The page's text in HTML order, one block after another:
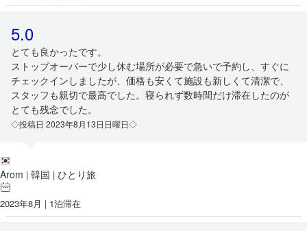
5.0
とても良かったです。
ストップオーバーで少し休む場所が必要で急いで予約し、すぐに
チェックインしましたが、価格も安くて施設も新しくて清潔で、
スタッフも親切で最高でした。寝られず数時間だけ滞在したのが
とても残念でした。
◇投稿日 2023年8月13日日曜日◇
Arom | 韓国 | ひとり旅
2023年8月 | 1泊滞在